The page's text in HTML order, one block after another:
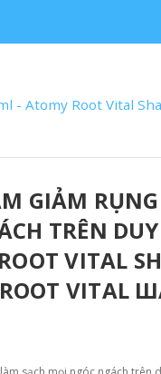
Atomy Root Vital
GIẢM
TRÊN
VITAL
ROOT